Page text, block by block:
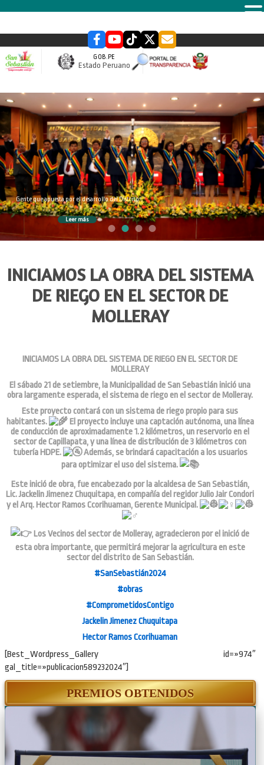
GOB.PE
Estado Peruano
slider
Gente que apuesta por el desarrollo del Distrito
Leer más
INICIAMOS LA OBRA DEL SISTEMA
DE RIEGO EN EL SECTOR DE
MOLLERAY
INICIAMOS LA OBRA DEL SISTEMA DE RIEGO EN EL SECTOR DE
MOLLERAY
El sábado 21 de setiembre, la Municipalidad de San Sebastián inició una
obra largamente esperada, el sistema de riego en el sector de Molleray.
Este proyecto contará con un sistema de riego propio para sus
habitantes.
El proyecto incluye una captación autónoma, una línea
de conducción de aproximadamente 1.2 kilómetros, un reservorio en el
sector de Capillapata, y una línea de distribución de 3 kilómetros con
tubería HDPE.
Además, se brindará capacitación a los usuarios
para optimizar el uso del sistema.
Este inició de obra, fue encabezado por la alcaldesa de San Sebastián,
Lic. Jackelin Jimenez Chuquitapa, en compañía del regidor Julio Jair Condori
y el Arq. Hector Ramos Ccorihuaman, Gerente Municipal.
Los Vecinos del sector de Molleray, agradecieron por el inició de
esta obra importante, que permitirá mejorar la agricultura en este
sector del distrito de San Sebastián.
#SanSebastián2024
#obras
#ComprometidosContigo
Jackelin Jimenez Chuquitapa
Hector Ramos Ccorihuaman
[Best_Wordpress_Gallery id=»974″
gal_title=»publicacion589232024″]
PREMIOS OBTENIDOS